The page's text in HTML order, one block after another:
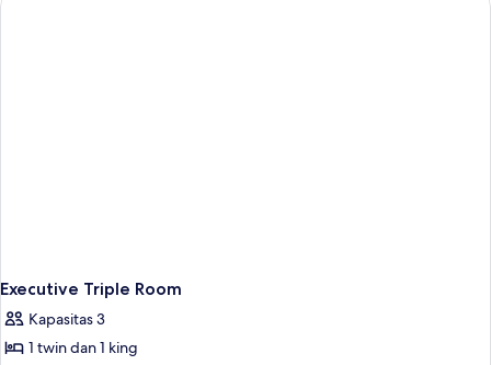
Eksekutif
Executive Triple Room
Kapasitas 3
1 twin dan 1 king